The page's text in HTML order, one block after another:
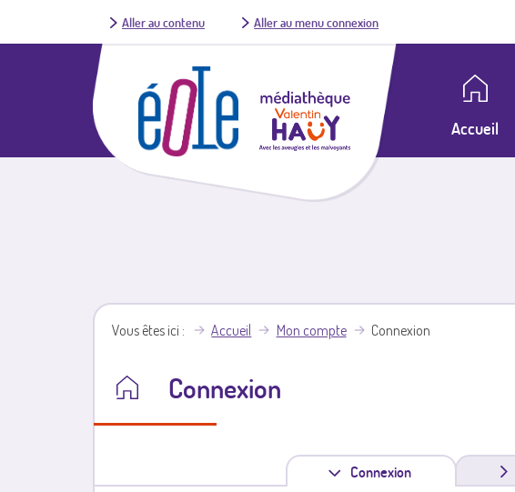
Aller au contenu Aller au menu connexion
Accueil
Vous êtes ici Accueil Mon compte Connexion
Connexion
Connexion